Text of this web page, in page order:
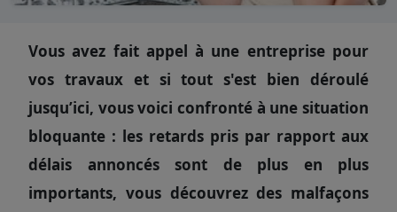
Vous avez fait appel à une entreprise pour
vos travaux et si tout s'est bien déroulé
jusqu’ici, vous voici confronté à une situation
bloquante : les retards pris par rapport aux
délais annoncés sont de plus en plus
importants, vous découvrez des malfaçons